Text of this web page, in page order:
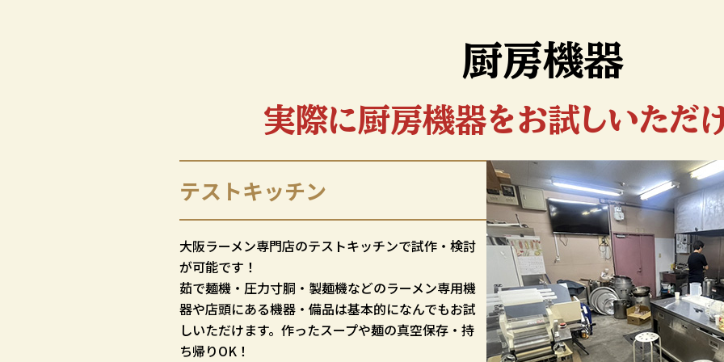
厨房機器
実際に厨房機器をお試しいただ
テストキッチン
大阪ラーメン専門店のテストキッチンで試作・検討
が可能です！
茹で麺機・圧力寸胴・製麺機などのラーメン専用機
器や店頭にある機器・備品は基本的になんでもお試
しいただけます。作ったスープや麺の真空保存・持
ち帰りOK！